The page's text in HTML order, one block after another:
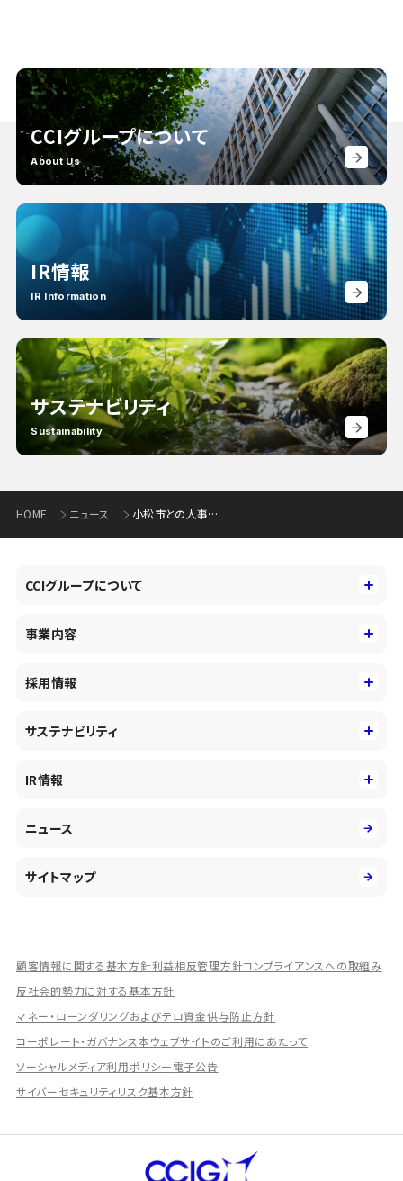
CCIグループについて
About Us
IR情報
IR Information
サステナビリティ
Sustainability
HOME ニュース 小松市との人事交流実施について
CCIグループについて
コーポレートアイデンティティ
会社概要・沿革
事業内容
コンサルティング&アドバイザリー
投資事業の拡大
DXとシステムモダナイゼーション
人的資本経営の取組み
採用情報
キャリア採用
障がい者採用
サステナビリティ
社会
IR情報
有価証券報告書／四半期報告書
統合報告書
ディスクロージャー誌
IRプレゼンテーション資料
シェアードリサーチ社による調査レポート
IRに関するよくあるご質問
IRに関するお問い合わせ
ディスクロージャーポリシー
資本政策
ニュース
サイトマップ
顧客情報に関する基本方針利益相反管理方針コンプライアンスへの取組み
反社会的勢力に対する基本方針
マネー・ローンダリングおよびテロ資金供与防止方針
コーポレート・ガバナンス本ウェブサイトのご利用にあたって
ソーシャルメディア利用ポリシー電子公告
サイバーセキュリティリスク基本方針